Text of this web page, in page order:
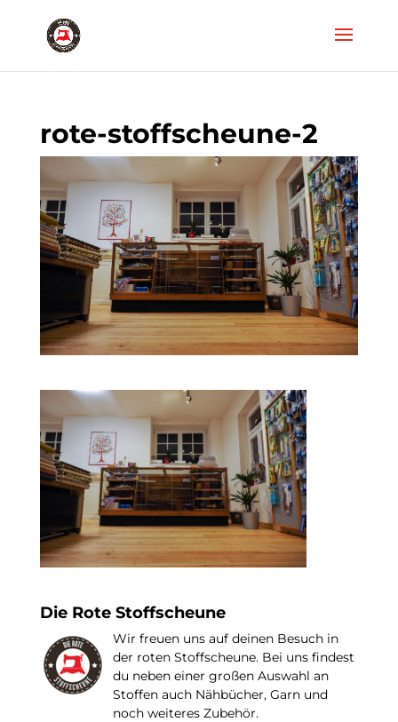
rote-stoffscheune-2
Die Rote Stoffscheune
Wir freuen uns auf deinen Besuch in
der roten Stoffscheune. Bei uns findest
du neben einer großen Auswahl an
Stoffen auch Nähbücher, Garn und
noch weiteres Zubehör.